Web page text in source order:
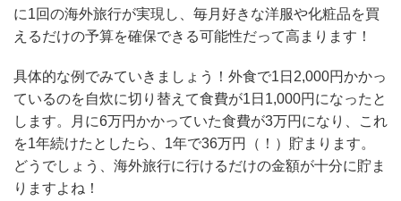
に1回の海外旅行が実現し、毎月好きな洋服や化粧品を買
えるだけの予算を確保できる可能性だって高まります！
具体的な例でみていきましょう！外食で1日2,000円かかっ
ているのを自炊に切り替えて食費が1日1,000円になったと
します。月に6万円かかっていた食費が3万円になり、これ
を1年続けたとしたら、1年で36万円（！）貯まります。
どうでしょう、海外旅行に行けるだけの金額が十分に貯ま
りますよね！